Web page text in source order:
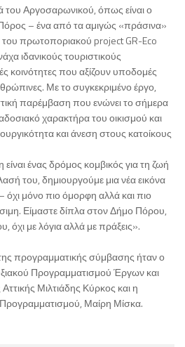
του Αργοσαρωνικού, όπως είναι ο
– ένα από τα αμιγώς «πράσινα»
πρωτοποριακού project GR-Eco
ιδανικούς τουριστικούς
κοινότητες που αξίζουν υποδομές
Με το συγκεκριμένο έργο,
παρέμβαση που ενώνει το σήμερα
χαρακτήρα του οικισμού και
και άνεση στους κατοίκους
ένας δρόμος κομβικός για τη ζωή
του, δημιουργούμε μια νέα εικόνα
μόνο πιο όμορφη αλλά και πιο
Είμαστε δίπλα στον Δήμο Πόρου,
με λόγια αλλά με πράξεις».
προγραμματικής σύμβασης ήταν ο
Προγραμματισμού Έργων και
Μιλτιάδης Κύρκος και η
Μαίρη Μίσκα.